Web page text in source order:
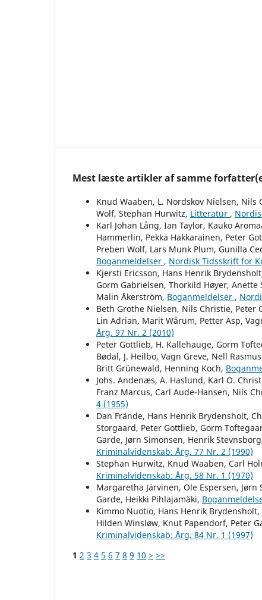
Mest læste artikler af samme
Knud Waaben, L. Nordskov Nielsen, Nils
Wolf, Stephan Hurwitz, Litteratur ,
Karl Johan Lång, Ian Taylor, Kauko
Hammerlin, Pekka Hakkarainen, Peter
Preben Wolf, Lars Munk Plum, Gunilla
Boganmeldelser , Nordisk Tidsskrift for
Kjersti Ericsson, Hans Henrik
Gorm Gabrielsen, Thorkild Høyer,
Malin Åkerström, Boganmeldelser ,
Beth Grothe Nielsen, Nils Christie, Peter
Lin Adrian, Marit Wårum, Petter Asp,
Årg. 97 Nr. 2 (2010)
Peter Gottlieb, H. Kallehauge, Gorm
Bødal, J. Heilbo, Vagn Greve, Nell
Britt Grünewald, Henning Koch,
Johs. Andenæs, A. Haslund, Karl O.
Franz Marcus, Carl Aude-Hansen, Nils
4 (1955)
Dan Frände, Hans Henrik Brydensholt,
Storgaard, Peter Gottlieb, Gorm
Garde, Jørn Simonsen, Henrik
Kriminalvidenskab: Årg. 77 Nr. 2 (1990)
Stephan Hurwitz, Knud Waaben, Carl
Kriminalvidenskab: Årg. 58 Nr. 1 (1970)
Margaretha Järvinen, Ole Espersen,
Garde, Heikki Pihlajamäki,
Kimmo Nuotio, Hans Henrik Brydensholt,
Hilden Winsløw, Knut Papendorf, Peter
Kriminalvidenskab: Årg. 84 Nr. 1 (1997)
1 2 3 4 5 6 7 8 9 10 > >>